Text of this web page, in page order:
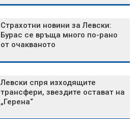
Страхотни новини за Левски:
Бурас се връща много по-рано
от очакваното
Левски спря изходящите
трансфери, звездите остават на
„Герена“